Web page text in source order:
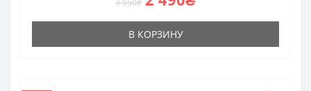
3 550₴
В КОРЗИНУ